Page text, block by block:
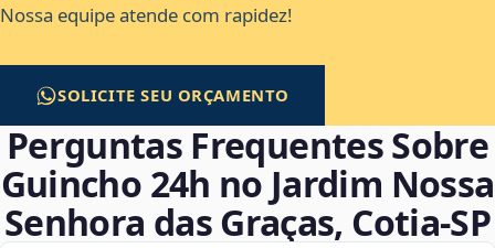
Nossa equipe atende com rapidez!
SOLICITE SEU ORÇAMENTO
Perguntas Frequentes Sobre
Guincho 24h no Jardim Nossa
Senhora das Graças, Cotia‑SP